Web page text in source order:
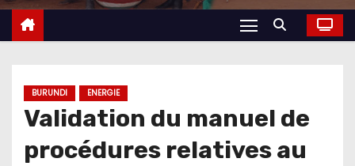
BURUNDI ENERGIE
Validation du manuel de
procédures relatives au